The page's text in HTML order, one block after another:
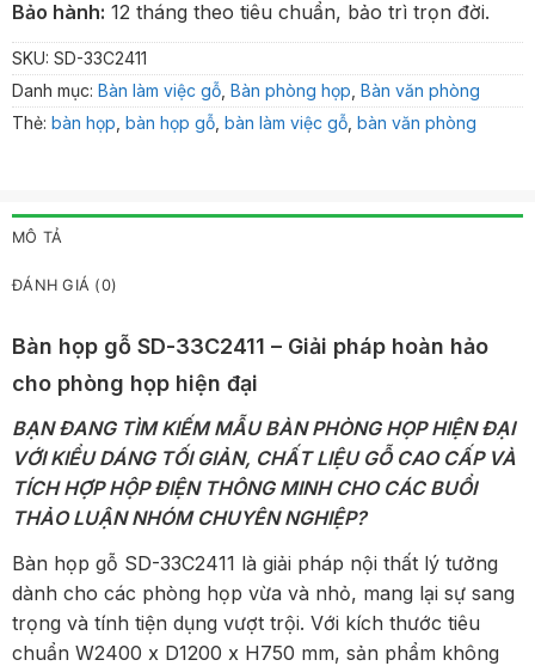
Bảo hành: 12 tháng theo tiêu chuẩn, bảo trì trọn đời.
SKU: SD-33C2411
Danh mục: Bàn làm việc gỗ Bàn phòng họp Bàn văn phòng
Thẻ: bàn họp bàn họp gỗ bàn làm việc gỗ bàn văn phòng
MÔ TẢ
ĐÁNH GIÁ (0)
Bàn họp gỗ SD-33C2411 – Giải pháp hoàn hảo
cho phòng họp hiện đại
BẠN ĐANG TÌM KIẾM MẪU BÀN PHÒNG HỌP HIỆN ĐẠI
VỚI KIỂU DÁNG TỐI GIẢN, CHẤT LIỆU GỖ CAO CẤP VÀ
TÍCH HỢP HỘP ĐIỆN THÔNG MINH CHO CÁC BUỔI
THẢO LUẬN NHÓM CHUYÊN NGHIỆP?
Bàn họp gỗ SD-33C2411 là giải pháp nội thất lý tưởng
dành cho các phòng họp vừa và nhỏ, mang lại sự sang
trọng và tính tiện dụng vượt trội. Với kích thước tiêu
chuẩn W2400 x D1200 x H750 mm, sản phẩm không